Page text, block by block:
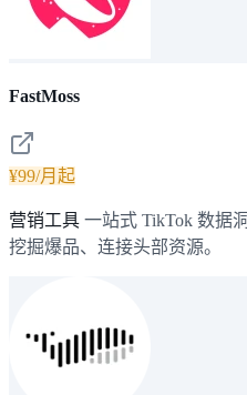
FastMoss
¥99/月起
营销工具 一站式 TikTok 数据
挖掘爆品、连接头部资源。